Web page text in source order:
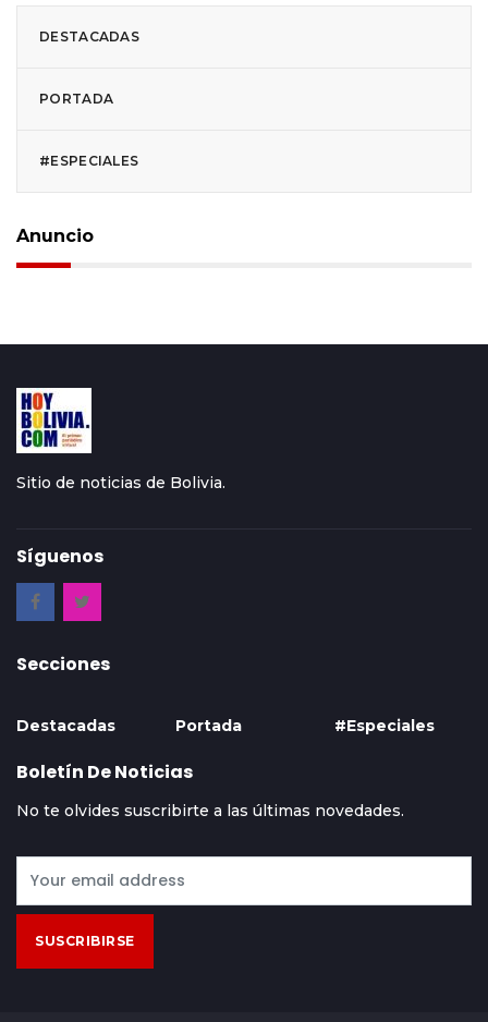
DESTACADAS
PORTADA
#ESPECIALES
Anuncio
Sitio de noticias de Bolivia.
Síguenos
Secciones
Destacadas Portada #Especiales
Boletín De Noticias
No te olvides suscribirte a las últimas novedades.
SUSCRIBIRSE